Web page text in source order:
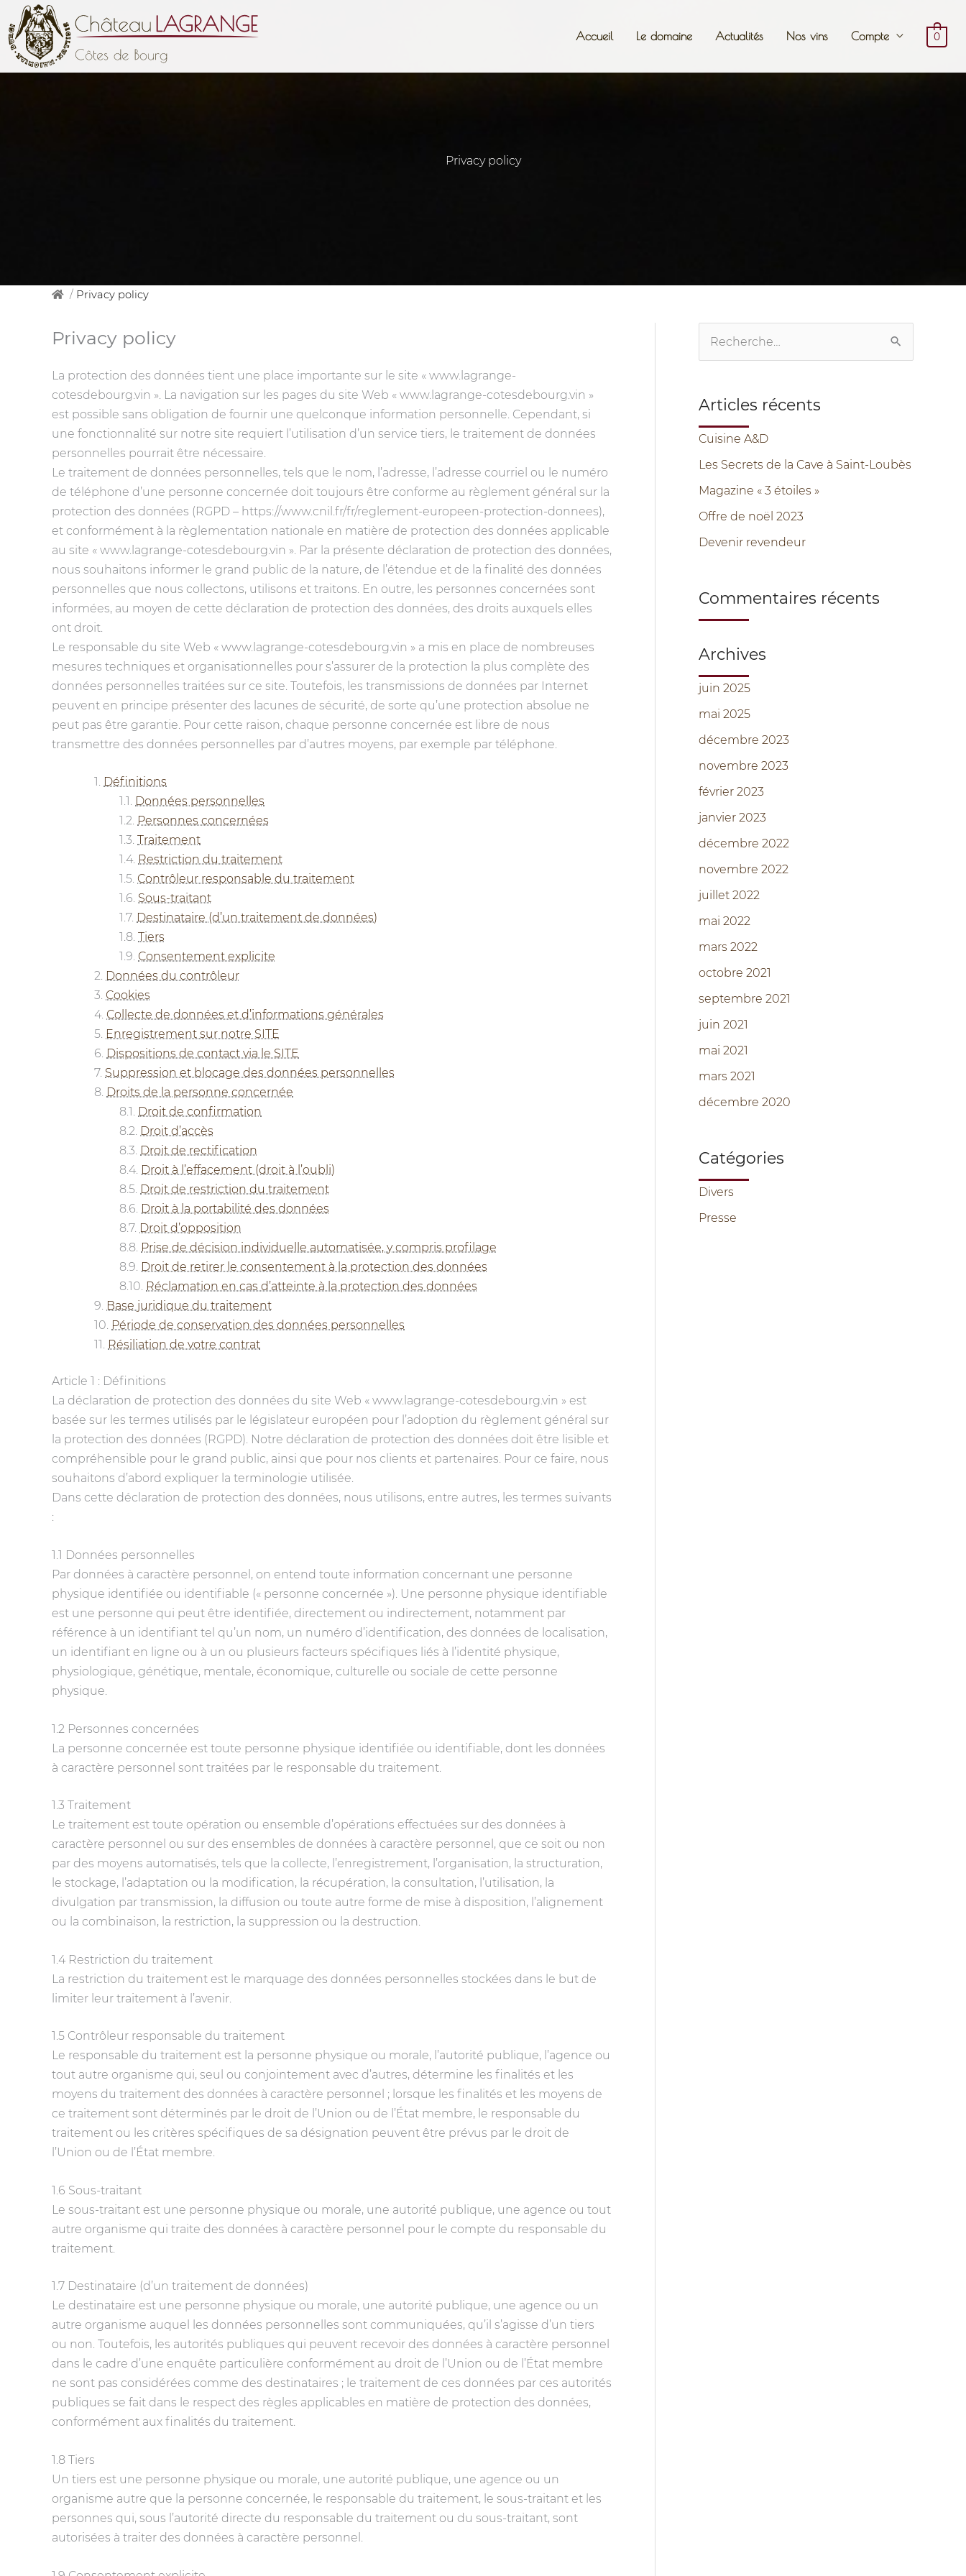
Accueil Le domaine Actualités Nos vins Compte 0
Privacy policy
/ Privacy policy
Privacy policy
La protection des données tient une place importante sur le site « www.lagrange-
cotesdebourg.vin ». La navigation sur les pages du site Web « www.lagrange-cotesdebourg.vin »
est possible sans obligation de fournir une quelconque information personnelle. Cependant, si
une fonctionnalité sur notre site requiert l’utilisation d’un service tiers, le traitement de données
personnelles pourrait être nécessaire.
Le traitement de données personnelles, tels que le nom, l’adresse, l’adresse courriel ou le numéro
de téléphone d’une personne concernée doit toujours être conforme au règlement général sur la
protection des données (RGPD – https://www.cnil.fr/fr/reglement-europeen-protection-donnees),
et conformément à la règlementation nationale en matière de protection des données applicable
au site « www.lagrange-cotesdebourg.vin ». Par la présente déclaration de protection des données,
nous souhaitons informer le grand public de la nature, de l’étendue et de la finalité des données
personnelles que nous collectons, utilisons et traitons. En outre, les personnes concernées sont
informées, au moyen de cette déclaration de protection des données, des droits auxquels elles
ont droit.
Le responsable du site Web « www.lagrange-cotesdebourg.vin » a mis en place de nombreuses
mesures techniques et organisationnelles pour s’assurer de la protection la plus complète des
données personnelles traitées sur ce site. Toutefois, les transmissions de données par Internet
peuvent en principe présenter des lacunes de sécurité, de sorte qu’une protection absolue ne
peut pas être garantie. Pour cette raison, chaque personne concernée est libre de nous
transmettre des données personnelles par d’autres moyens, par exemple par téléphone.
Définitions
Données personnelles
Personnes concernées
Traitement
Restriction du traitement
Contrôleur responsable du traitement
Sous-traitant
Destinataire (d’un traitement de données)
Tiers
Consentement explicite
Données du contrôleur
Cookies
Collecte de données et d’informations générales
Enregistrement sur notre SITE
Dispositions de contact via le SITE
Suppression et blocage des données personnelles
Droits de la personne concernée
Droit de confirmation
Droit d’accès
Droit de rectification
Droit à l’effacement (droit à l’oubli)
Droit de restriction du traitement
Droit à la portabilité des données
Droit d’opposition
Prise de décision individuelle automatisée, y compris profilage
Droit de retirer le consentement à la protection des données
Réclamation en cas d’atteinte à la protection des données
Base juridique du traitement
Période de conservation des données personnelles
Résiliation de votre contrat
Article 1 : Définitions
La déclaration de protection des données du site Web « www.lagrange-cotesdebourg.vin » est
basée sur les termes utilisés par le législateur européen pour l’adoption du règlement général sur
la protection des données (RGPD). Notre déclaration de protection des données doit être lisible et
compréhensible pour le grand public, ainsi que pour nos clients et partenaires. Pour ce faire, nous
souhaitons d’abord expliquer la terminologie utilisée.
Dans cette déclaration de protection des données, nous utilisons, entre autres, les termes suivants
:
1.1 Données personnelles
Par données à caractère personnel, on entend toute information concernant une personne
physique identifiée ou identifiable (« personne concernée »). Une personne physique identifiable
est une personne qui peut être identifiée, directement ou indirectement, notamment par
référence à un identifiant tel qu’un nom, un numéro d’identification, des données de localisation,
un identifiant en ligne ou à un ou plusieurs facteurs spécifiques liés à l’identité physique,
physiologique, génétique, mentale, économique, culturelle ou sociale de cette personne
physique.
1.2 Personnes concernées
La personne concernée est toute personne physique identifiée ou identifiable, dont les données
à caractère personnel sont traitées par le responsable du traitement.
1.3 Traitement
Le traitement est toute opération ou ensemble d’opérations effectuées sur des données à
caractère personnel ou sur des ensembles de données à caractère personnel, que ce soit ou non
par des moyens automatisés, tels que la collecte, l’enregistrement, l’organisation, la structuration,
le stockage, l’adaptation ou la modification, la récupération, la consultation, l’utilisation, la
divulgation par transmission, la diffusion ou toute autre forme de mise à disposition, l’alignement
ou la combinaison, la restriction, la suppression ou la destruction.
1.4 Restriction du traitement
La restriction du traitement est le marquage des données personnelles stockées dans le but de
limiter leur traitement à l’avenir.
1.5 Contrôleur responsable du traitement
Le responsable du traitement est la personne physique ou morale, l’autorité publique, l’agence ou
tout autre organisme qui, seul ou conjointement avec d’autres, détermine les finalités et les
moyens du traitement des données à caractère personnel ; lorsque les finalités et les moyens de
ce traitement sont déterminés par le droit de l’Union ou de l’État membre, le responsable du
traitement ou les critères spécifiques de sa désignation peuvent être prévus par le droit de
l’Union ou de l’État membre.
1.6 Sous-traitant
Le sous-traitant est une personne physique ou morale, une autorité publique, une agence ou tout
autre organisme qui traite des données à caractère personnel pour le compte du responsable du
traitement.
1.7 Destinataire (d’un traitement de données)
Le destinataire est une personne physique ou morale, une autorité publique, une agence ou un
autre organisme auquel les données personnelles sont communiquées, qu’il s’agisse d’un tiers
ou non. Toutefois, les autorités publiques qui peuvent recevoir des données à caractère personnel
dans le cadre d’une enquête particulière conformément au droit de l’Union ou de l’État membre
ne sont pas considérées comme des destinataires ; le traitement de ces données par ces autorités
publiques se fait dans le respect des règles applicables en matière de protection des données,
conformément aux finalités du traitement.
1.8 Tiers
Un tiers est une personne physique ou morale, une autorité publique, une agence ou un
organisme autre que la personne concernée, le responsable du traitement, le sous-traitant et les
personnes qui, sous l’autorité directe du responsable du traitement ou du sous-traitant, sont
autorisées à traiter des données à caractère personnel.
h
e
r
c
:
Articles récents
Cuisine A&D
Les Secrets de la Cave à Saint-Loubès
Magazine « 3 étoiles »
Offre de noël 2023
Devenir revendeur
Commentaires récents
Archives
juin 2025
mai 2025
décembre 2023
novembre 2023
février 2023
janvier 2023
décembre 2022
novembre 2022
juillet 2022
mai 2022
mars 2022
octobre 2021
septembre 2021
juin 2021
mai 2021
mars 2021
décembre 2020
Catégories
Divers
Presse